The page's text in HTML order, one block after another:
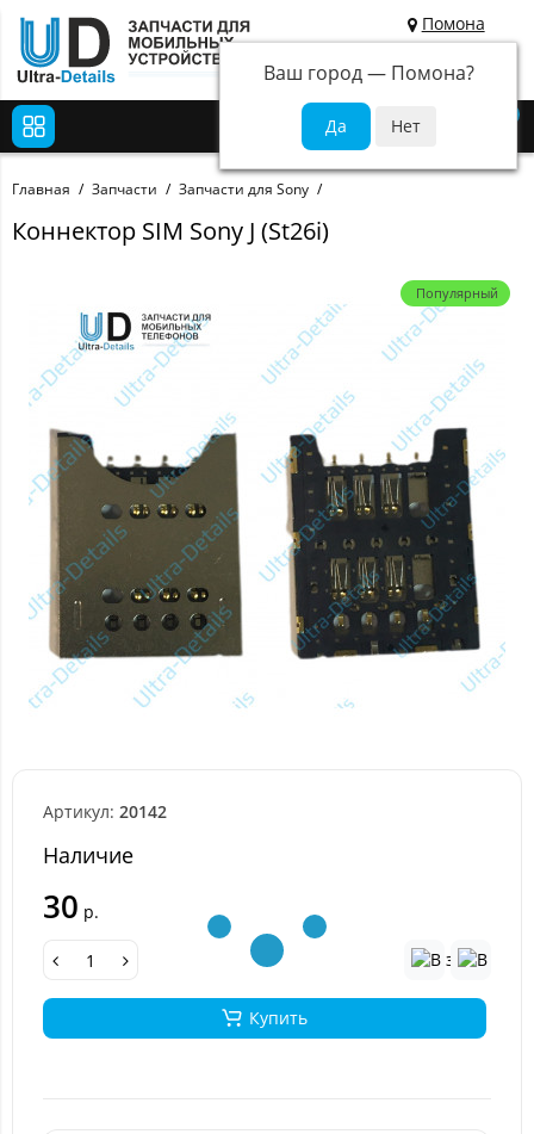
Помона
Ваш город — Помона?
Главная Запчасти Запчасти для Sony
Коннектор SIM Sony J (St26i)
Популярный
Артикул: 20142
Наличие
30 р.
Купить